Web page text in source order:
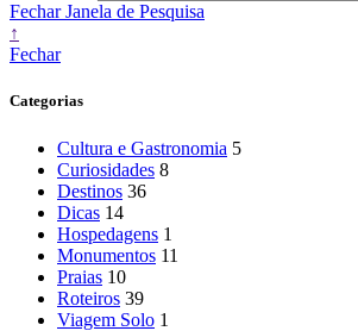
Fechar Janela de Pesquisa
↑
Fechar
Categorias
Cultura e Gastronomia 5
Curiosidades 8
Destinos 36
Dicas 14
Hospedagens 1
Monumentos 11
Praias 10
Roteiros 39
Viagem Solo 1